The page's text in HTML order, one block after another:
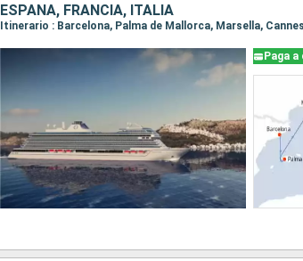
ESPAÑA, FRANCIA, ITALIA
Paga